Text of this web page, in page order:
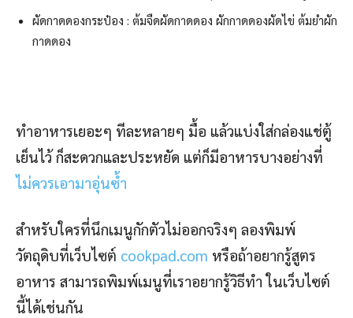
ผัดกาดดองกระป๋อง : ต้มจืดผัดกาดดอง ผักกาดดองผัดไข่ ต้มยำผัก
กาดดอง
ทำอาหารเยอะๆ ทีละหลายๆ มื้อ แล้วแบ่งใส่กล่องแช่ตู้
เย็นไว้ ก็สะดวกและประหยัด แต่ก็มีอาหารบางอย่างที่
ไม่ควรเอามาอุ่นซ้ำ
สำหรับใครที่นึกเมนูกักตัวไม่ออกจริงๆ ลองพิมพ์
วัตถุดิบที่เว็บไซต์ cookpad.com หรือถ้าอยากรู้สูตร
อาหาร สามารถพิมพ์เมนูที่เราอยากรู้วิธีทำ ในเว็บไซต์
นี้ได้เช่นกัน